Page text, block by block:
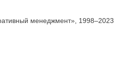
менеджмент», 1998–2023